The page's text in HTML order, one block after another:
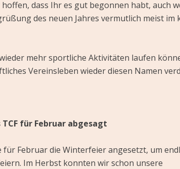
dass Ihr es gut begonnen habt, auch
des neuen Jahres vermutlich meist im
mehr sportliche Aktivitäten laufen
Vereinsleben wieder diesen Namen
für Februar abgesagt
für Februar die Winterfeier angesetzt, um
Im Herbst konnten wir schon unsere